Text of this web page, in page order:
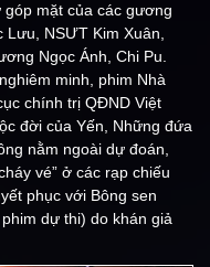
mặt của các gương
NSƯT Kim Xuân,
Ngọc Ánh, Chi Pu.
minh, phim Nhà
chính trị QĐND Việt
đời của Yến, Những đứa
nằm ngoài dự đoán,
vé” ở các rạp chiếu
phục với Bông sen
dự thi) do khán giả